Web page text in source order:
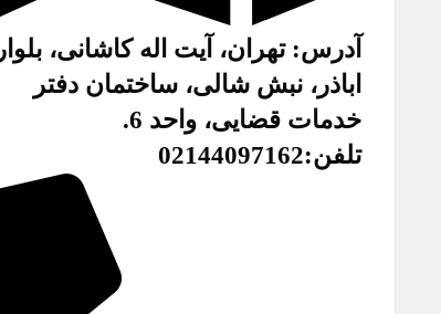
آدرس: تهران، آیت اله کاشانی، بلوار
اباذر، نبش شالی، ساختمان دفتر
خدمات قضایی، واحد 6.
تلفن:02144097162